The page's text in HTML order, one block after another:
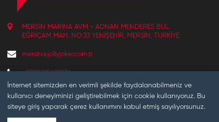
İnternet sitemizden en verimli şekilde faydalanabilmeniz ve
kullanıcı deneyiminizi geliştirebilmek için cookie kullanıyoruz. Bu
siteye giriş yaparak çerez kullanımını kabul etmiş sayılıyorsunuz.
MERSIN MARINA AVM - ADNAN MENDERES BUL.
EĞRIÇAM MAH. NO:33 YENIŞEHIR, MERSIN, TÜRKIYE
mersin@jollyjoker.com.tr
+908505490134
REZERVASYON VE BILGI IÇIN ÇALIŞMA SAATLERIMIZ:
10:30 - 22:00